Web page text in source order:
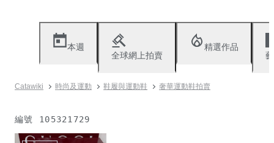
本週
全球網上拍賣
精選作品
Catawiki 時尚及運動 鞋履與運動鞋 奢華運動鞋拍賣
編號 105321729